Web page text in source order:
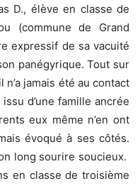
D., élève en classe de
(commune de Grand
expressif de sa vacuité
panégyrique. Tout sur
jamais été au contact
d’une famille ancrée
eux même n’en ont
évoqué à ses côtés.
long sourire soucieux.
en classe de troisième